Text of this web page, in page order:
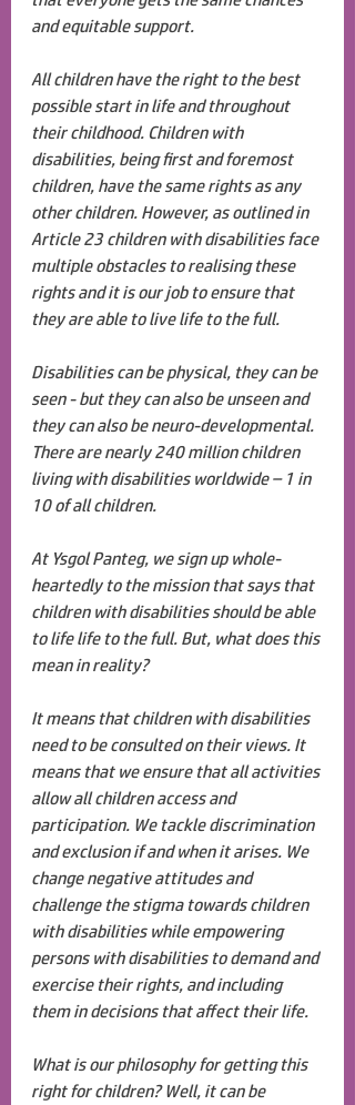
and equitable support.
All children have the right to the best
possible start in life and throughout
their childhood. Children with
disabilities, being first and foremost
children, have the same rights as any
other children. However, as outlined in
Article 23 children with disabilities face
multiple obstacles to realising these
rights and it is our job to ensure that
they are able to live life to the full.
Disabilities can be physical, they can be
seen - but they can also be unseen and
they can also be neuro-developmental.
There are nearly 240 million children
living with disabilities worldwide – 1 in
10 of all children.
At Ysgol Panteg, we sign up whole-
heartedly to the mission that says that
children with disabilities should be able
to life life to the full. But, what does this
mean in reality?
It means that children with disabilities
need to be consulted on their views. It
means that we ensure that all activities
allow all children access and
participation. We tackle discrimination
and exclusion if and when it arises. We
change negative attitudes and
challenge the stigma towards children
with disabilities while empowering
persons with disabilities to demand and
exercise their rights, and including
them in decisions that affect their life.
What is our philosophy for getting this
right for children? Well, it can be